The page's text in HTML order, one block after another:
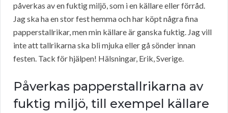
påverkas av en fuktig miljö, som i en källare eller förråd.
Jag ska ha en stor fest hemma och har köpt några fina
papperstallrikar, men min källare är ganska fuktig. Jag vill
inte att tallrikarna ska bli mjuka eller gå sönder innan
festen. Tack för hjälpen! Hälsningar, Erik, Sverige.
Påverkas papperstallrikarna av
fuktig miljö, till exempel källare